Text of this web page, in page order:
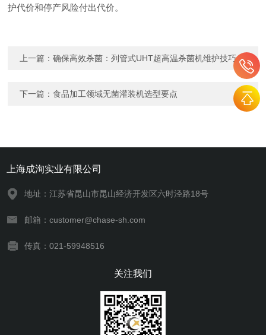
护代价和停产风险付出代价。
上一篇：确保高效杀菌：列管式UHT超高温杀菌机维护技巧
下一篇：食品加工领域无菌灌装机选型要点
上海成洵实业有限公司
地址：江苏省昆山市昆山经济开发区六时泾路18号
邮箱：customer@chase-sh.com
传真：021-59948516
关注我们